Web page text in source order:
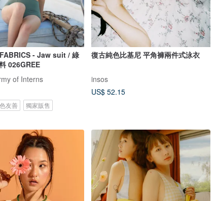
- Jaw suit / 綠
026GREE
of Interns
友善 獨家販售
復古純色比基尼 平角褲兩件式泳衣
insos
US$ 52.15